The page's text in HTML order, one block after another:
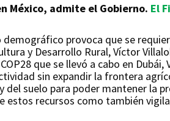
México, admite el Gobierno. El
provoca que se
y Desarrollo Rural, Víctor
que se llevó a cabo en
sin expandir la frontera
del suelo para poder mantener la
recursos como también